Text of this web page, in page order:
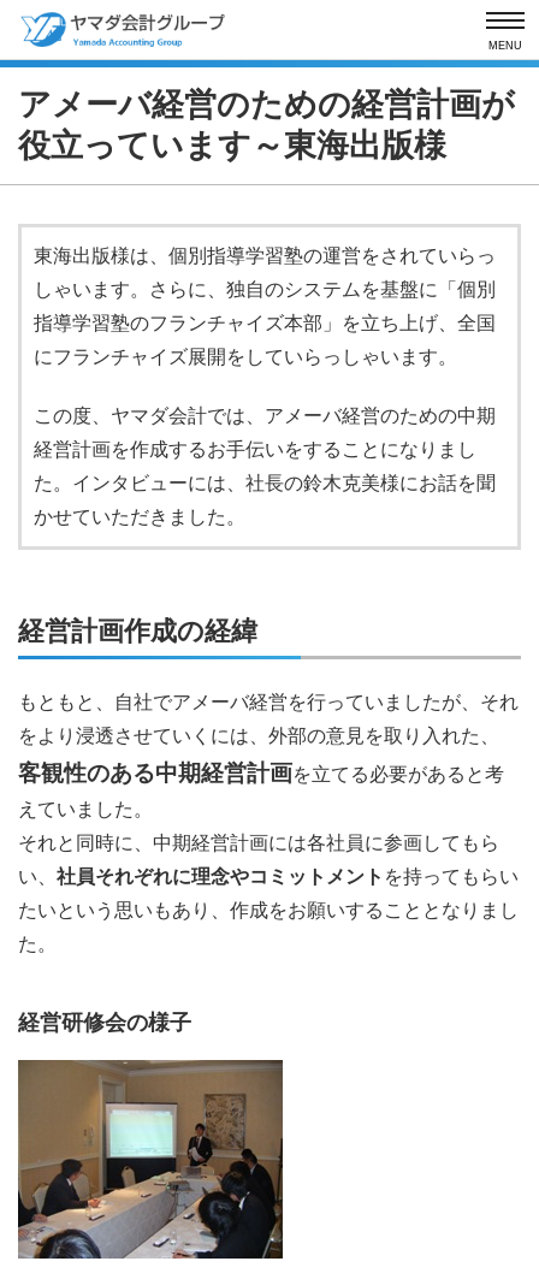
MENU
アメーバ経営のための経営計画が
役立っています～東海出版様
東海出版様は、個別指導学習塾の運営をされていらっ
しゃいます。さらに、独自のシステムを基盤に「個別
指導学習塾のフランチャイズ本部」を立ち上げ、全国
にフランチャイズ展開をしていらっしゃいます。
この度、ヤマダ会計では、アメーバ経営のための中期
経営計画を作成するお手伝いをすることになりまし
た。インタビューには、社長の鈴木克美様にお話を聞
かせていただきました。
経営計画作成の経緯
もともと、自社でアメーバ経営を行っていましたが、それ
をより浸透させていくには、外部の意見を取り入れた、
客観性のある中期経営計画を立てる必要があると考
えていました。
それと同時に、中期経営計画には各社員に参画してもら
い、 社員それぞれに理念やコミットメント を持ってもらい
たいという思いもあり、作成をお願いすることとなりまし
た。
経営研修会の様子